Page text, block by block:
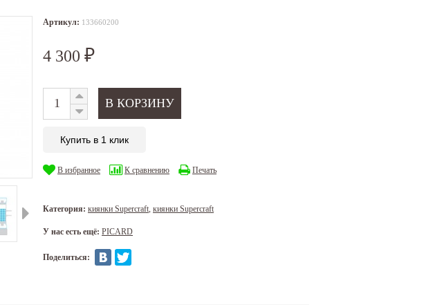
Артикул: 133660200
4 300 ₽
Купить в 1 клик
В избранное К сравнению Печать
Категория: киянки Supercraft киянки Supercraft
У нас есть ещё: PICARD
Поделиться: